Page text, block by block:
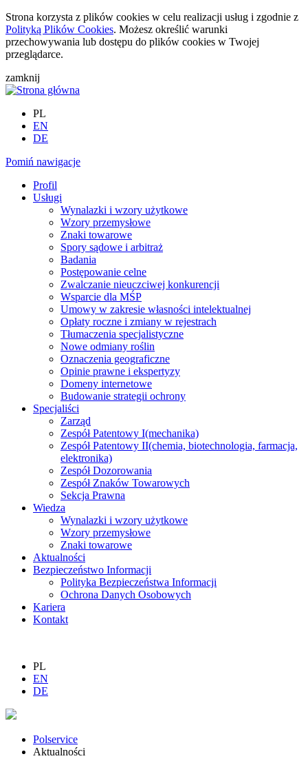
Strona korzysta z plików cookies w celu realizacji usług i zgodnie z
Polityką Plików Cookies. Możesz określić warunki
przechowywania lub dostępu do plików cookies w Twojej
przeglądarce.
zamknij
PL
EN
DE
Pomiń nawigacje
Profil
Usługi
Wynalazki i wzory użytkowe
Wzory przemysłowe
Znaki towarowe
Spory sądowe i arbitraż
Badania
Postępowanie celne
Zwalczanie nieuczciwej konkurencji
Wsparcie dla MŚP
Umowy w zakresie własności intelektualnej
Opłaty roczne i zmiany w rejestrach
Tłumaczenia specjalistyczne
Nowe odmiany roślin
Oznaczenia geograficzne
Opinie prawne i ekspertyzy
Domeny internetowe
Budowanie strategii ochrony
Specjaliści
Zarząd
Zespół Patentowy I(mechanika)
Zespół Patentowy II(chemia, biotechnologia, farmacja,
elektronika)
Zespół Dozorowania
Zespół Znaków Towarowych
Sekcja Prawna
Wiedza
Wynalazki i wzory użytkowe
Wzory przemysłowe
Znaki towarowe
Aktualności
Bezpieczeństwo Informacji
Polityka Bezpieczeństwa Informacji
Ochrona Danych Osobowych
Kariera
Kontakt
PL
EN
DE
Polservice
Aktualności